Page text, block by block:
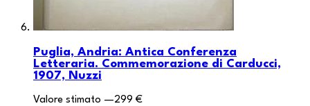
Puglia, Andria: Antica Conferenza
Letteraria. Commemorazione di Carducci,
1907, Nuzzi
Valore stimato —299 €